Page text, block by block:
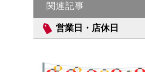
関連記事
営業日・店休日